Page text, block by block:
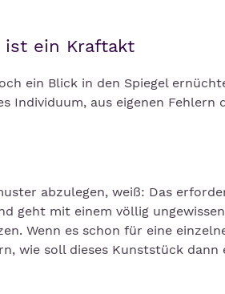
ist ein Kraftakt
ein Blick in den Spiegel
Individuum, aus eigenen Fehlern
abzulegen, weiß: Das
geht mit einem völlig
Wenn es schon für eine
wie soll dieses Kunststück dann